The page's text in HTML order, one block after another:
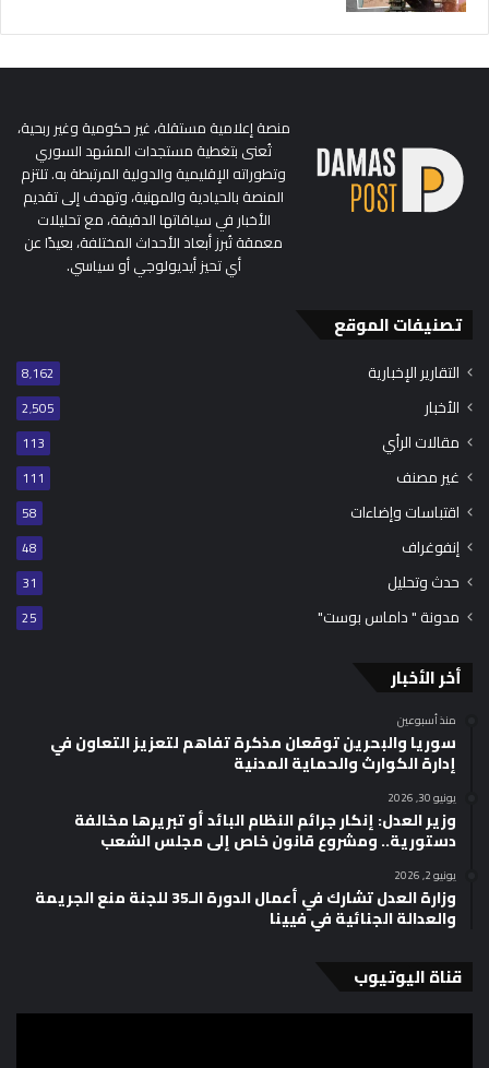
منصة إعلامية مستقلة، غير حكومية وغير ربحية،
تُعنى بتغطية مستجدات المشهد السوري
وتطوراته الإقليمية والدولية المرتبطة به. تلتزم
المنصة بالحيادية والمهنية، وتهدف إلى تقديم
الأخبار في سياقاتها الدقيقة، مع تحليلات
معمقة تُبرز أبعاد الأحداث المختلفة، بعيدًا عن
أي تحيز أيديولوجي أو سياسي.
تصنيفات الموقع
التقارير الإخبارية 8٬162
الأخبار 2٬505
مقالات الرأي 113
غير مصنف 111
اقتباسات وإضاءات 58
إنفوغراف 48
حدث وتحليل 31
مدونة " داماس بوست" 25
أخر الأخبار
منذ أسبوعين
سوريا والبحرين توقعان مذكرة تفاهم لتعزيز التعاون في
إدارة الكوارث والحماية المدنية
يونيو 30, 2026
وزير العدل: إنكار جرائم النظام البائد أو تبريرها مخالفة
دستورية.. ومشروع قانون خاص إلى مجلس الشعب
يونيو 2, 2026
وزارة العدل تشارك في أعمال الدورة الـ35 للجنة منع الجريمة
والعدالة الجنائية في فيينا
قناة اليوتيوب